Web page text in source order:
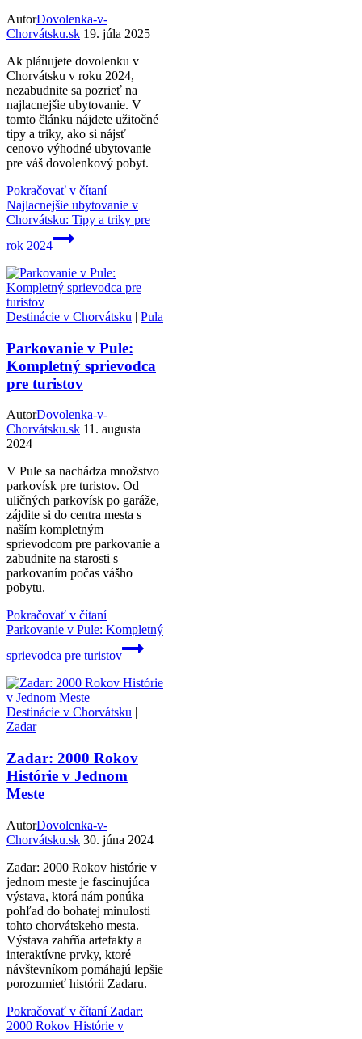
AutorDovolenka-v-
Chorvátsku.sk 19. júla 2025
Ak plánujete dovolenku v
Chorvátsku v roku 2024,
nezabudnite sa pozrieť na
najlacnejšie ubytovanie. V
tomto článku nájdete užitočné
tipy a triky, ako si nájsť
cenovo výhodné ubytovanie
pre váš dovolenkový pobyt.
Pokračovať v čítaní
Najlacnejšie ubytovanie v
Chorvátsku: Tipy a triky pre
rok 2024
Destinácie v Chorvátsku | Pula
Parkovanie v Pule:
Kompletný sprievodca
pre turistov
AutorDovolenka-v-
Chorvátsku.sk 11. augusta
2024
V Pule sa nachádza množstvo
parkovísk pre turistov. Od
uličných parkovísk po garáže,
zájdite si do centra mesta s
naším kompletným
sprievodcom pre parkovanie a
zabudnite na starosti s
parkovaním počas vášho
pobytu.
Pokračovať v čítaní
Parkovanie v Pule: Kompletný
sprievodca pre turistov
Destinácie v Chorvátsku |
Zadar
Zadar: 2000 Rokov
Histórie v Jednom
Meste
AutorDovolenka-v-
Chorvátsku.sk 30. júna 2024
Zadar: 2000 Rokov histórie v
jednom meste je fascinujúca
výstava, ktorá nám ponúka
pohľad do bohatej minulosti
tohto chorvátskeho mesta.
Výstava zahŕňa artefakty a
interaktívne prvky, ktoré
návštevníkom pomáhajú lepšie
porozumieť histórii Zadaru.
Pokračovať v čítaníZadar:
2000 Rokov Histórie v